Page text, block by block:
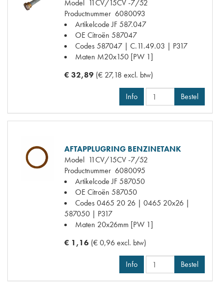
Model
11CV/15CV -7/52
Productnummer 6080093
Artikelcode JF587.047
OE Citroën 587047
Codes587047 | C.11.49.03 | P317
Maten M20x150 [PW 1]
€ 32,89 (€ 27,18 excl. btw)
Info Bestel
AFTAPPLUGRING BENZINETANK
Model 11CV/15CV -7/52
Productnummer 6080095
Artikelcode JF587050
OE Citroën 587050
Codes0465 20 26 | 0465 20x26 |
587050 | P317
Maten 20x26mm [PW 1]
€ 1,16 (€ 0,96 excl. btw)
Info Bestel